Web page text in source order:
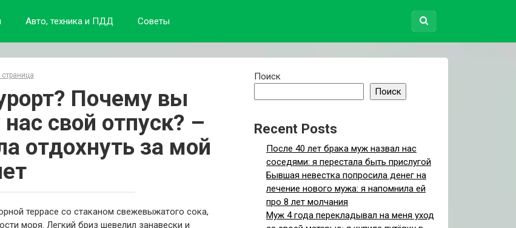
Авто, техника и ПДД Советы
страница
Почему вы
свой отпуск? –
отдохнуть за мой
террасе со стаканом свежевыжатого сока,
моря. Легкий бриз шевелил занавески и
Поиск
Поиск
Recent Posts
После 40 лет брака муж назвал нас
соседями: я перестала быть прислугой
Бывшая невестка попросила денег на
лечение нового мужа: я напомнила ей
про 8 лет молчания
Муж 4 года перекладывал на меня уход